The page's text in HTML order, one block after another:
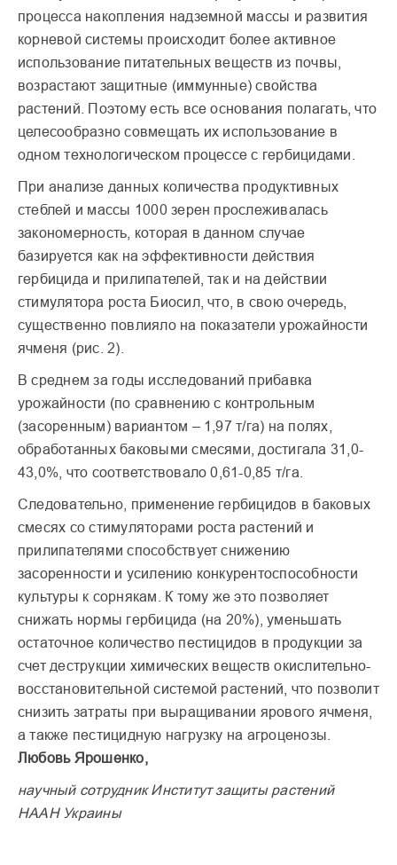
процесса накопления надземной массы и развития
корневой системы происходит более активное
использование питательных веществ из почвы,
возрастают защитные (иммунные) свойства
растений. Поэтому есть все основания полагать, что
целесообразно совмещать их использование в
одном технологическом процессе с гербицидами.
При анализе данных количества продуктивных
стеблей и массы 1000 зерен прослеживалась
закономерность, которая в данном случае
базируется как на эффективности действия
гербицида и прилипателей, так и на действии
стимулятора роста Биосил, что, в свою очередь,
существенно повлияло на показатели урожайности
ячменя (рис. 2).
В среднем за годы исследований прибавка
урожайности (по сравнению с контрольным
(засоренным) вариантом – 1,97 т/га) на полях,
обработанных баковыми смесями, достигала 31,0-
43,0%, что соответствовало 0,61-0,85 т/га.
Следовательно, применение гербицидов в баковых
смесях со стимуляторами роста растений и
прилипателями способствует снижению
засоренности и усилению конкурентоспособности
культуры к сорнякам. К тому же это позволяет
снижать нормы гербицида (на 20%), уменьшать
остаточное количество пестицидов в продукции за
счет деструкции химических веществ окислительно-
восстановительной системой растений, что позволит
снизить затраты при выращивании ярового ячменя,
а также пестицидную нагрузку на агроценозы.
Любовь Ярошенко,
научный сотрудник Институт защиты растений
НААН Украины